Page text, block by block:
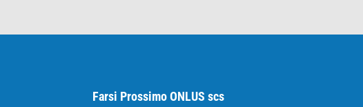
Farsi Prossimo ONLUS scs